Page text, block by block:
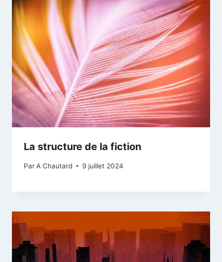
La structure de la fiction
ParA Chautard 9 juillet 2024